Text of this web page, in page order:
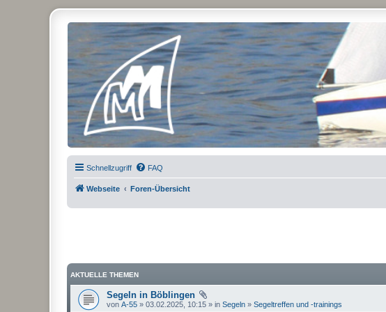
Micro Magic Forum Deutschland
Schnellzugriff FAQ
Webseite Foren-Übersicht
AKTUELLE THEMEN
Segeln in Böblingen
von A-55 » 03.02.2025, 10:15 » in Segeln » Segeltreffen und -trainings